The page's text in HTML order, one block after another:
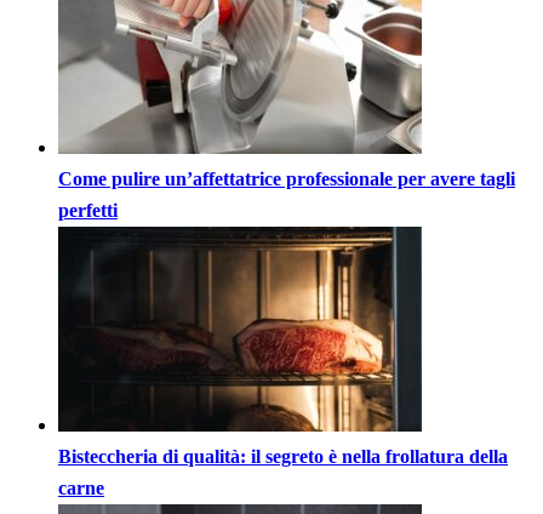
Come pulire un’affettatrice professionale per avere tagli
perfetti
Bisteccheria di qualità: il segreto è nella frollatura della
carne